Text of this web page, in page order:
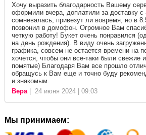
Хочу выразить благодарность Вашему
оформили вчера, доплатили за доставку с
сомневалась, привезут ли вовремя, но в
позвонил в домофон. Огромное Вам
четкую работу! Букет очень понравился
на день рождения). В виду очень
графика, совсем не остается времени на
хочется, чтобы они все-таки были свежие
помятые) Благодаря Вам все прошло
обращусь к Вам еще и точно буду
и знакомым.
Вера| 24 июня 2024 | 09:03
Мы принимаем: